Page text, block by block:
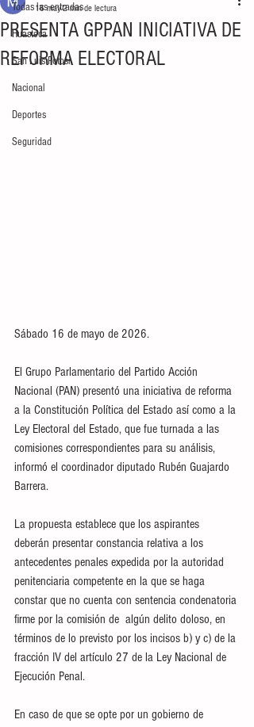
Todas las entradas
Huasteca
San Luis Potosí
Nacional
Deportes
Seguridad
PRESENTA GPPAN INICIATIVA DE
REFORMA ELECTORAL
16 may2 min de lectura
Sábado 16 de mayo de 2026.
El Grupo Parlamentario del Partido Acción
Nacional (PAN) presentó una iniciativa de reforma
a la Constitución Política del Estado así como a la
Ley Electoral del Estado, que fue turnada a las
comisiones correspondientes para su análisis,
informó el coordinador diputado Rubén Guajardo
Barrera.
La propuesta establece que los aspirantes
deberán presentar constancia relativa a los
antecedentes penales expedida por la autoridad
penitenciaria competente en la que se haga
constar que no cuenta con sentencia condenatoria
firme por la comisión de  algún delito doloso, en
términos de lo previsto por los incisos b) y c) de la
fracción IV del artículo 27 de la Ley Nacional de
Ejecución Penal.
En caso de que se opte por un gobierno de